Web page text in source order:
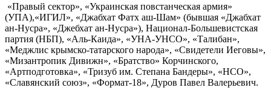
«Правый сектор», «Украинская повстанческая армия»
(УПА),«ИГИЛ», «Джабхат Фатх аш-Шам» (бывшая «Джабхат
ан-Нусра», «Джебхат ан-Нусра»), Национал-Большевистская
партия (НБП), «Аль-Каида», «УНА-УНСО», «Талибан»,
«Меджлис крымско-татарского народа», «Свидетели Иеговы»,
«Мизантропик Дивижн», «Братство» Корчинского,
«Артподготовка», «Тризуб им. Степана Бандеры», «НСО»,
«Славянский союз», «Формат-18», Дуров Павел Валерьевич.